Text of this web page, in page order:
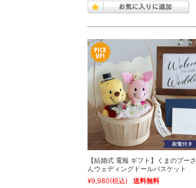
【結婚式 電報 ギフト】くまのプーさ
んウェディングドールバスケット
¥9,980(税込)
送料無料